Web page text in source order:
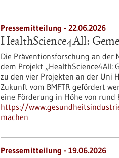
Pressemitteilung - 22.06.2026
HealthScience4All:
Die Präventionsforschung an
dem Projekt „HealthScience4All:
zu den vier Projekten an der Uni
Zukunft vom BMFTR gefördert
eine Förderung in Höhe von rund
https://
machen
Pressemitteilung - 19.06.2026